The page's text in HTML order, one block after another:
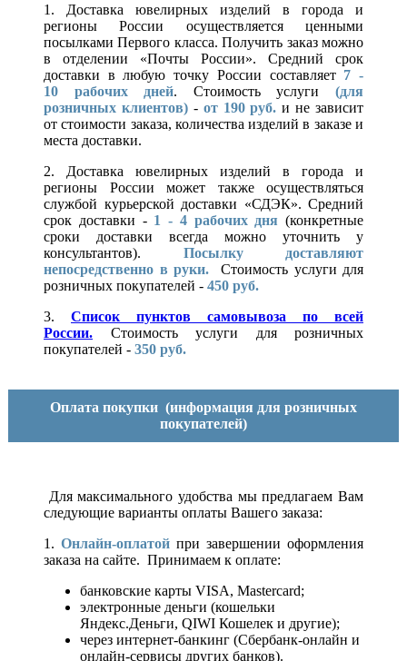
1. Доставка ювелирных изделий в города и
регионы России осуществляется ценными
посылками Первого класса. Получить заказ можно
в отделении «Почты России». Средний срок
доставки в любую точку России составляет 7 -
10 рабочих дней. Стоимость услуги(для
розничных клиентов)- от 190 руб. и не зависит
от стоимости заказа, количества изделий в заказе и
места доставки.
2. Доставка ювелирных изделий в города и
регионы России может также осуществляться
службой курьерской доставки «СДЭК». Средний
срок доставки - 1 - 4 рабочих дня (конкретные
сроки доставки всегда можно уточнить у
консультантов). Посылку доставляют
непосредственно в руки.
Стоимость услуги для
розничных покупателей - 450 руб.
3. Список пунктов самовывоза по всей
России.
Стоимость услуги для розничных
покупателей - 350 руб.
Оплата покупки (информация для розничных
покупателей)
Для максимального удобства мы предлагаем Вам
следующие варианты оплаты Вашего заказа:
1. Онлайн-оплатой при завершении оформления
заказа на сайте. Принимаем к оплате:
банковские карты VISA, Mastercard;
электронные деньги (кошельки
Яндекс.Деньги, QIWI Кошелек и другие);
через интернет-банкинг (Сбербанк-онлайн и
онлайн-сервисы других банков).